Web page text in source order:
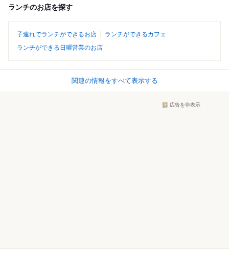
ランチのお店を探す
子連れでランチができるお店
ランチができるカフェ
ランチができる日曜営業のお店
関連の情報をすべて表示する
広告を非表示